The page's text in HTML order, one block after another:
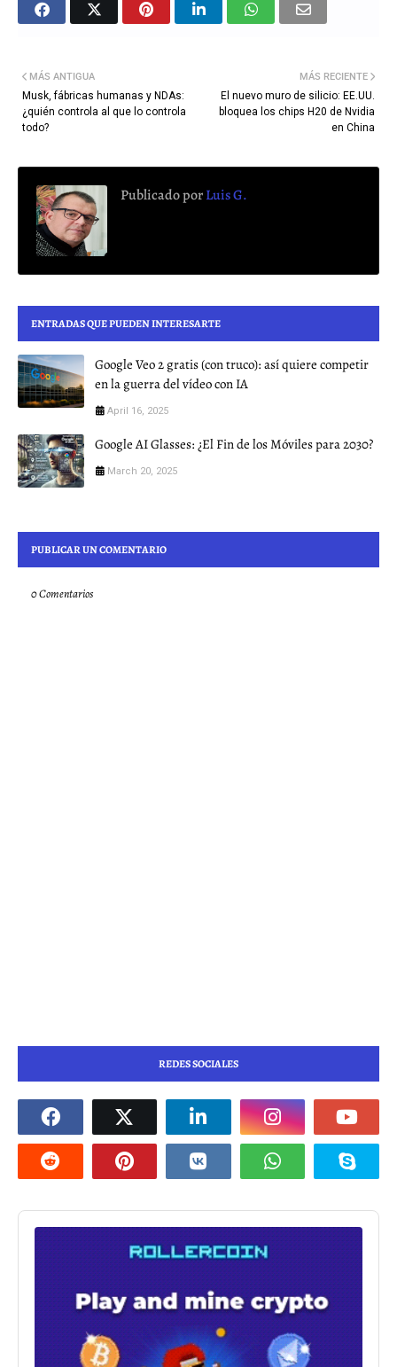
MÁS RECIENTE
El nuevo muro de silicio: EE.UU.
bloquea los chips H20 de Nvidia
en China
MÁS ANTIGUA
Musk, fábricas humanas y NDAs:
¿quién controla al que lo controla
todo?
Publicado porLuis G.
ENTRADAS QUE PUEDEN INTERESARTE
Google Veo 2 gratis (con truco): así quiere competir
en la guerra del vídeo con IA
April 16, 2025
Google AI Glasses: ¿El Fin de los Móviles para 2030?
March 20, 2025
PUBLICAR UN COMENTARIO
0 Comentarios
REDES SOCIALES